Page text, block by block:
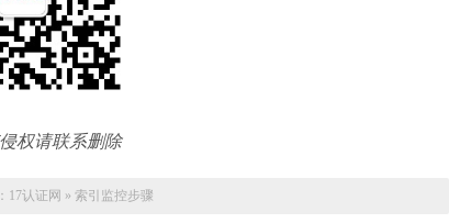
权请联系删除
17认证网 » 索引监控步骤